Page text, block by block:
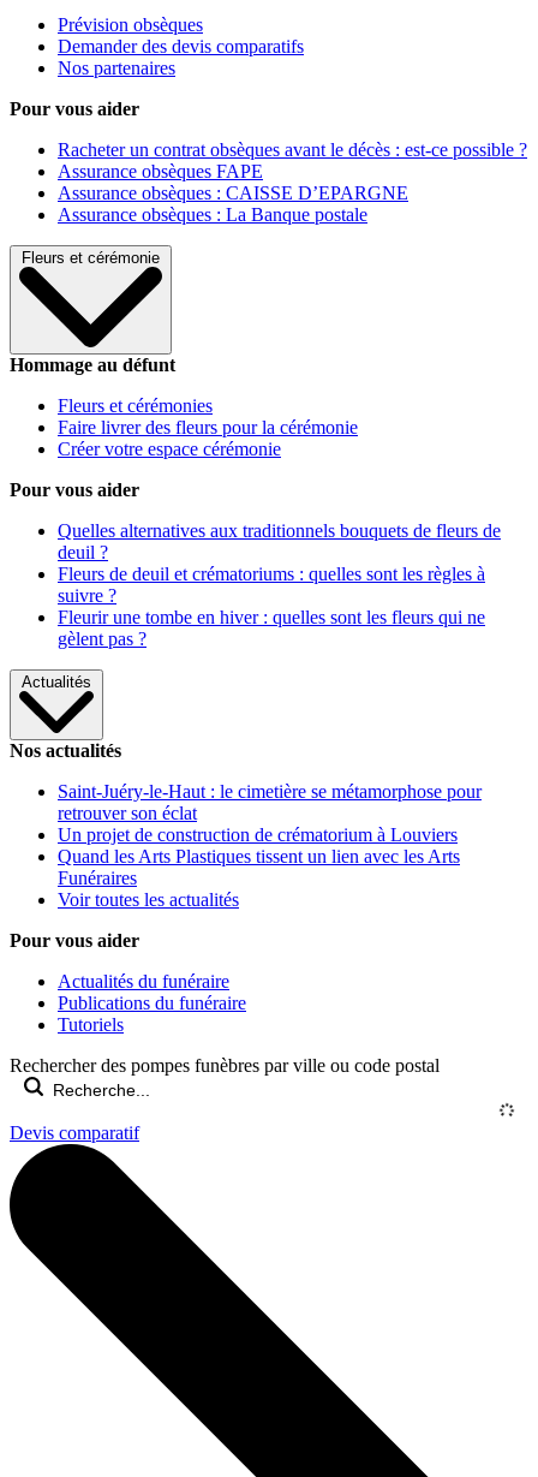
Prévision obsèques
Demander des devis comparatifs
Nos partenaires
Pour vous aider
Racheter un contrat obsèques avant le décès : est-ce possible ?
Assurance obsèques FAPE
Assurance obsèques : CAISSE D’EPARGNE
Assurance obsèques : La Banque postale
Fleurs et cérémonie
Hommage au défunt
Fleurs et cérémonies
Faire livrer des fleurs pour la cérémonie
Créer votre espace cérémonie
Pour vous aider
Quelles alternatives aux traditionnels bouquets de fleurs de
deuil ?
Fleurs de deuil et crématoriums : quelles sont les règles à
suivre ?
Fleurir une tombe en hiver : quelles sont les fleurs qui ne
gèlent pas ?
Actualités
Nos actualités
Saint-Juéry-le-Haut : le cimetière se métamorphose pour
retrouver son éclat
Un projet de construction de crématorium à Louviers
Quand les Arts Plastiques tissent un lien avec les Arts
Funéraires
Voir toutes les actualités
Pour vous aider
Actualités du funéraire
Publications du funéraire
Tutoriels
Rechercher des pompes funèbres par ville ou code postal
Devis comparatif